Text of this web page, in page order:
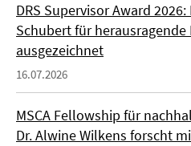
DRS Supervisor Award
Schubert für
ausgezeichnet
16.07.2026
MSCA Fellowship für
Dr. Alwine Wilkens forscht